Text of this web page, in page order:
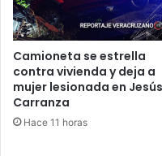
Rica
Camioneta se estrella
contra vivienda y deja a
mujer lesionada en Jesús
Carranza
Hace 11 horas